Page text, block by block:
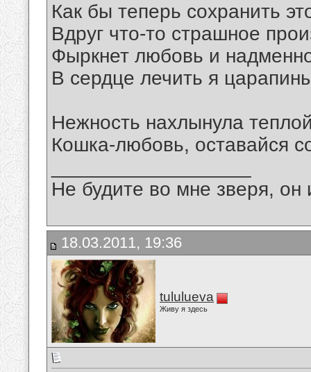
Как бы теперь сохранить
Вдруг что-то страшное
Фыркнет любовь и
В сердце лечить я
Нежность нахлынула
Кошка-любовь, оставайся
Не будите во мне зверя, он
18.03.2011, 19:36
tululueva
Живу я здесь